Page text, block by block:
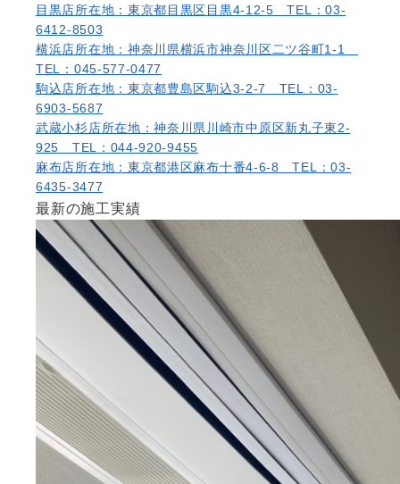
目黒店所在地：東京都目黒区目黒4-12-5 TEL：03-
6412-8503
横浜店所在地：神奈川県横浜市神奈川区二ツ谷町1-1
TEL：045-577-0477
駒込店所在地：東京都豊島区駒込3-2-7 TEL：03-
6903-5687
武蔵小杉店所在地：神奈川県川崎市中原区新丸子東2-
925 TEL：044-920-9455
麻布店所在地：東京都港区麻布十番4-6-8 TEL：03-
6435-3477
最新の施工実績